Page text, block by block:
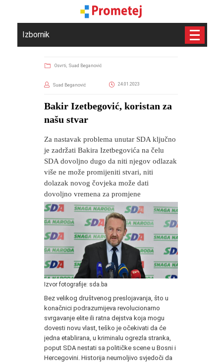
Izbornik
Osvrti, Suad Beganović
Suad Beganović 24.01.2023
​Bakir Izetbegović, koristan za
našu stvar
Za nastavak problema unutar SDA ključno
je zadržati Bakira Izetbegovića na čelu
SDA dovoljno dugo da niti njegov odlazak
više ne može promijeniti stvari, niti
dolazak novog čovjeka može dati
dovoljno vremena za promjene
Izvor fotografije: sda.ba
Bez velikog društvenog preslojavanja, što u
konačnici podrazumijeva revolucionarno
svrgavanje elite ili ratna dejstva koja mogu
dovesti novu vlast, teško je očekivati da će
jedna etablirana, u kriminalu ogrezla stranka,
poput SDA nestati sa političke scene u Bosni i
Hercegovini. Historija neumoljivo svjedoči da